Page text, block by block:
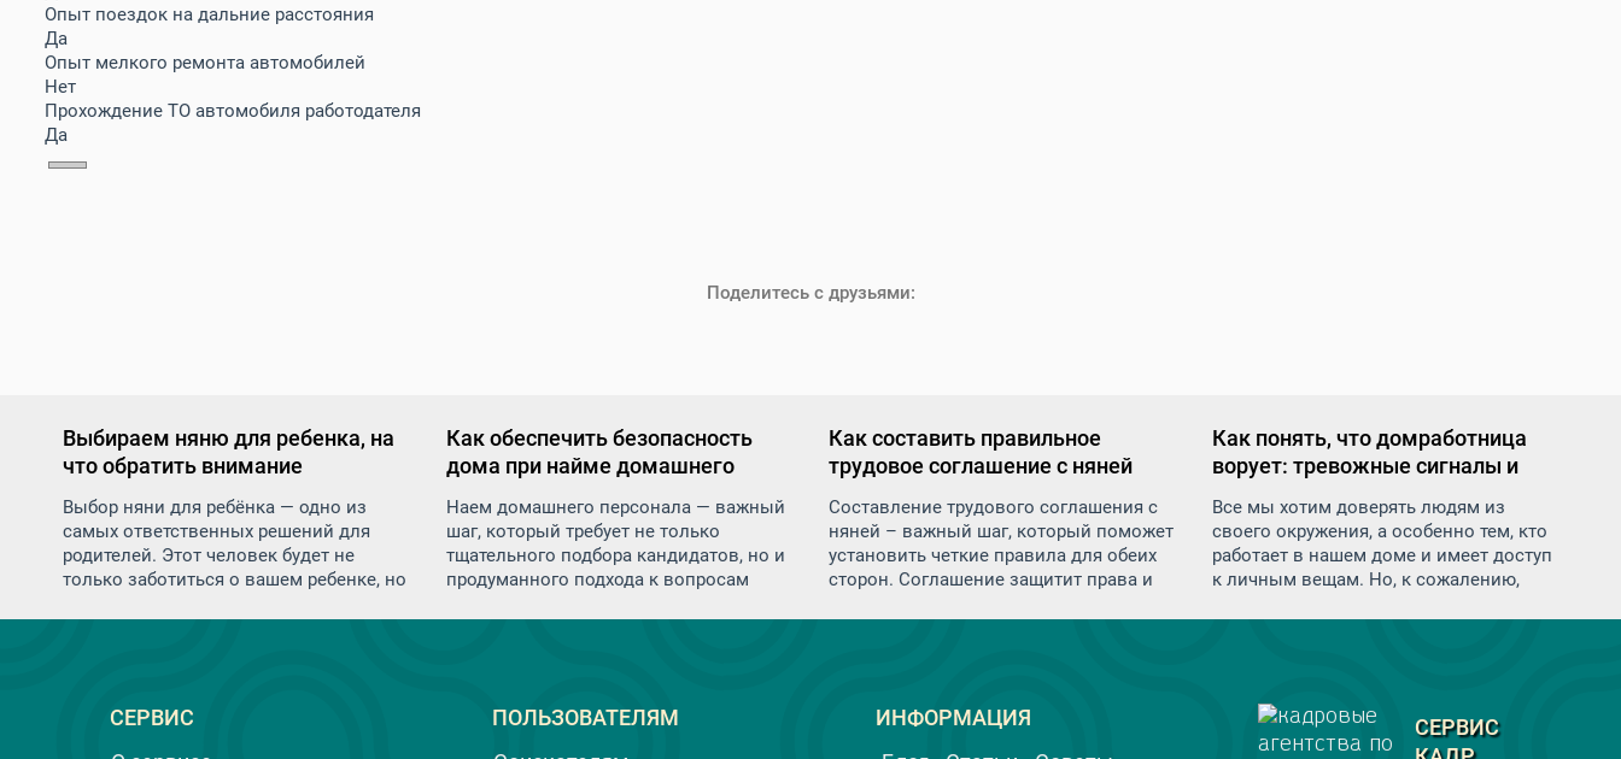
Опыт поездок на дальние расстояния
Да
Опыт мелкого ремонта автомобилей
Нет
Прохождение ТО автомобиля работодателя
Да
Поделитесь с друзьями:
Выбираем няню для ребенка, на
что обратить внимание
Выбор няни для ребёнка — одно из
самых ответственных решений для
родителей. Этот человек будет не
только заботиться о вашем ребенке, но
квалифицированного специалиста.
Как обеспечить безопасность
дома при найме домашнего
персонала
Наем домашнего персонала — важный
шаг, который требует не только
тщательного подбора кандидатов, но и
продуманного подхода к вопросам
пространство.
Как составить правильное
трудовое соглашение с няней
Составление трудового соглашения с
няней – важный шаг, который поможет
установить четкие правила для обеих
сторон. Соглашение защитит права и
Как понять, что домработница
ворует: тревожные сигналы и
меры предосторожности
Все мы хотим доверять людям из
своего окружения, а особенно тем, кто
работает в нашем доме и имеет доступ
к личным вещам. Но, к сожалению,
тема, которую многие предпочитают не
обсуждать. И тем не менее, важно быть
осведомленным и уметь распознавать
СЕРВИС
ПОЛЬЗОВАТЕЛЯМ
ИНФОРМАЦИЯ
СЕРВИС